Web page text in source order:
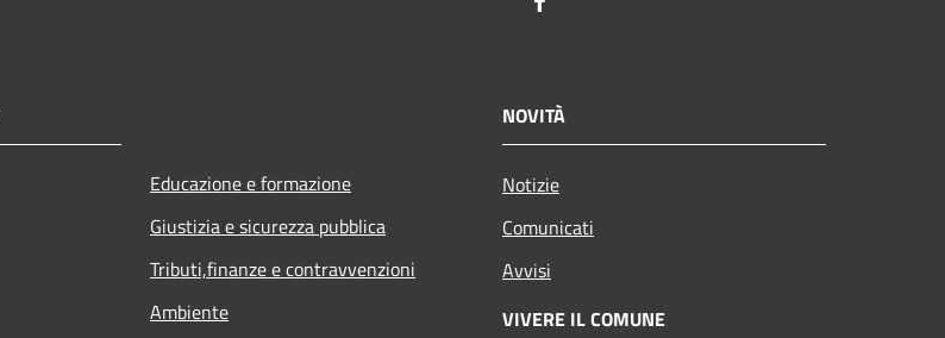
Educazione e formazione
Giustizia e sicurezza pubblica
Tributi,finanze e contravvenzioni
Ambiente
NOVITÀ
Notizie
Comunicati
Avvisi
VIVERE IL COMUNE